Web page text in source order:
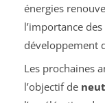
énergies
l’importance
développement
Les prochaines
l’objectif de